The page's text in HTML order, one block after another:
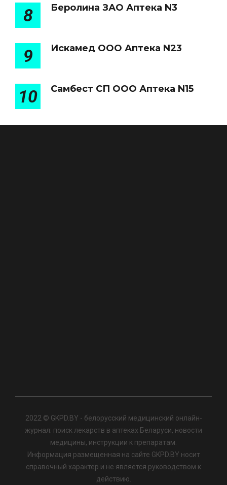
8 Беролина ЗАО Аптека N3
9 Искамед ООО Аптека N23
10 Самбест СП ООО Аптека N15
2022 © GKPD.BY - белорусский медицинский онлайн-
журнал: поиск лекарств в аптеках Беларуси, новости
медицины, инструкции к препаратам.
Информация размещенная на сайте GKPD.BY носит
справочный характер и не является руководством к
действию.